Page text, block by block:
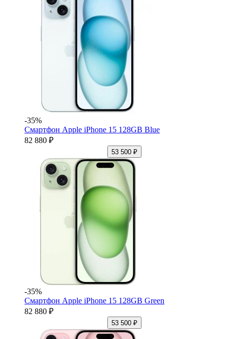
-35%
Смартфон Apple iPhone 15 128GB Blue
82 880 ₽
53 500 ₽
-35%
Смартфон Apple iPhone 15 128GB Green
82 880 ₽
53 500 ₽